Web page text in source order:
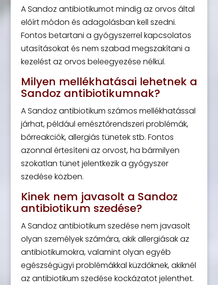
A Sandoz antibiotikumot mindig az orvos által
előírt módon és adagolásban kell szedni.
Fontos betartani a gyógyszerrel kapcsolatos
utasításokat és nem szabad megszakítani a
kezelést az orvos beleegyezése nélkül.
Milyen mellékhatásai lehetnek a
Sandoz antibiotikumnak?
A Sandoz antibiotikum számos mellékhatással
járhat, például emésztőrendszeri problémák,
bőrreakciók, allergiás tünetek stb. Fontos
azonnal értesíteni az orvost, ha bármilyen
szokatlan tünet jelentkezik a gyógyszer
szedése közben.
Kinek nem javasolt a Sandoz
antibiotikum szedése?
A Sandoz antibiotikum szedése nem javasolt
olyan személyek számára, akik allergiásak az
antibiotikumokra, valamint olyan egyéb
egészségügyi problémákkal küzdőknek, akiknél
az antibiotikum szedése kockázatot jelenthet.